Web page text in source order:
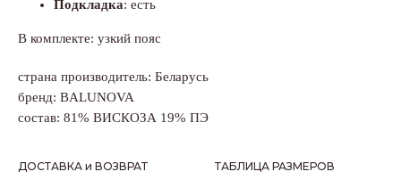
Подкладка: есть
В комплекте: узкий пояс
страна производитель: Беларусь
бренд: BALUNOVA
состав: 81% ВИСКОЗА 19% ПЭ
ДОСТАВКА и ВОЗВРАТ ТАБЛИЦА РАЗМЕРОВ